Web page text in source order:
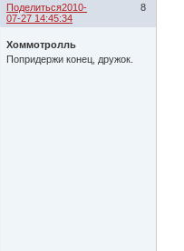
Поделиться 8
2010-
07-27 14:45:34
Хоммотролль
Попридержи конец, дружок.